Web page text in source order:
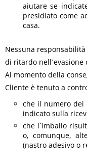
aiutare se
presidiato come
casa.
Nessuna
di ritardo nell´evasione
Al momento della
Cliente è tenuto a
che il numero dei
indicato sulla
che l´imballo
o, comunque,
(nastro adesivo o